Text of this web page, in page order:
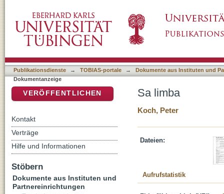
Publikationsdienste → TOBIAS-portale →
Dokumente aus Instituten und
Dokumentanzeige
Sa limba
Koch, Peter
Dateien:
Aufrufstatistik
VERÖFFENTLICHEN
Kontakt
Verträge
Hilfe und Informationen
Stöbern
Dokumente aus Instituten und
Partnereinrichtungen